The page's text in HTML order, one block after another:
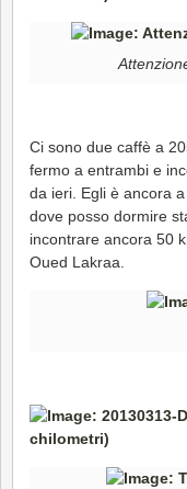
Ci sono due caffè a
fermo a entrambi e
da ieri. Egli è ancora
dove posso dormire
incontrare ancora 50
Oued Lakraa.